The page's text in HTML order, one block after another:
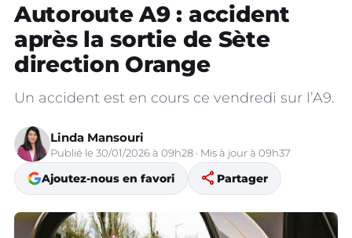
Autoroute A9 : accident
après la sortie de Sète
direction Orange
Un accident est en cours ce vendredi sur l’A9.
Linda Mansouri
Publié le 30/01/2026 à 09h28 · Mis à jour à 09h37
Ajoutez-nous en favori share Partager